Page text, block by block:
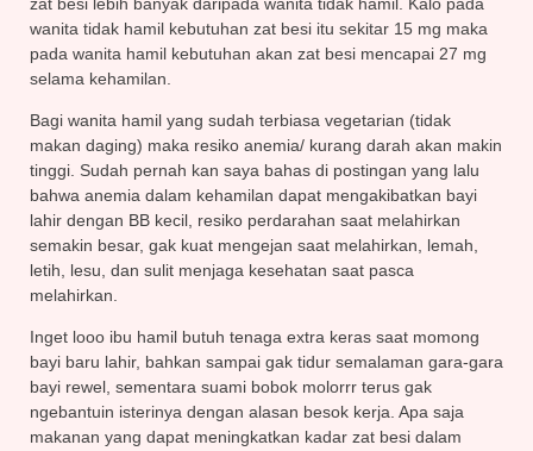
wanita tidak hamil kebutuhan zat besi itu sekitar 15 mg maka
pada wanita hamil kebutuhan akan zat besi mencapai 27 mg
selama kehamilan.
Bagi wanita hamil yang sudah terbiasa vegetarian (tidak
makan daging) maka resiko anemia/ kurang darah akan makin
tinggi. Sudah pernah kan saya bahas di postingan yang lalu
bahwa anemia dalam kehamilan dapat mengakibatkan bayi
lahir dengan BB kecil, resiko perdarahan saat melahirkan
semakin besar, gak kuat mengejan saat melahirkan, lemah,
letih, lesu, dan sulit menjaga kesehatan saat pasca
melahirkan.
Inget looo ibu hamil butuh tenaga extra keras saat momong
bayi baru lahir, bahkan sampai gak tidur semalaman gara-gara
bayi rewel, sementara suami bobok molorrr terus gak
ngebantuin isterinya dengan alasan besok kerja. Apa saja
makanan yang dapat meningkatkan kadar zat besi dalam